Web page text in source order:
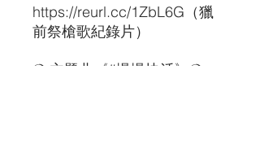
https://reurl.cc/1ZbL6G （獵
前祭槍歌紀錄片）
❍ 主題曲《#慢慢快活》❍